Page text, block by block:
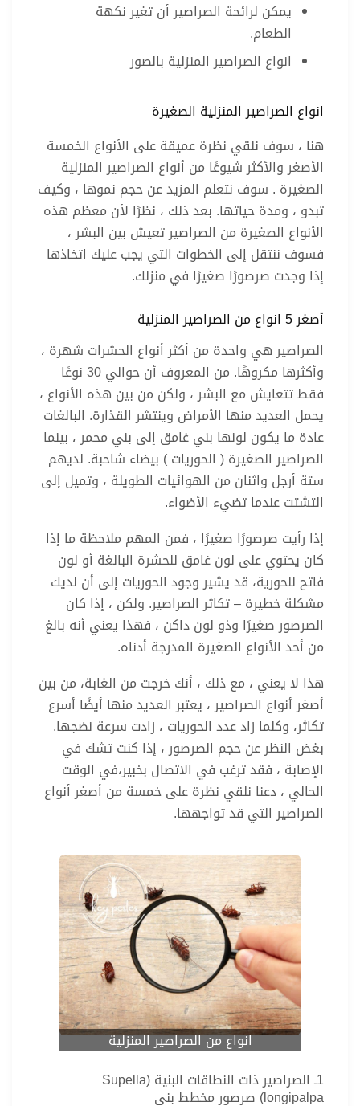
يمكن لرائحة الصراصير أن تغير نكهة
الطعام.
انواع الصراصير المنزلية بالصور
انواع الصراصير المنزلية الصغيرة
هنا ، سوف نلقي نظرة عميقة على الأنواع الخمسة
الأصغر والأكثر شيوعًا من أنواع الصراصير المنزلية
الصغيرة . سوف نتعلم المزيد عن حجم نموها ، وكيف
تبدو ، ومدة حياتها. بعد ذلك ، نظرًا لأن معظم هذه
الأنواع الصغيرة من الصراصير تعيش بين البشر ،
فسوف ننتقل إلى الخطوات التي يجب عليك اتخاذها
إذا وجدت صرصورًا صغيرًا في منزلك.
أصغر 5 انواع من الصراصير المنزلية
الصراصير هي واحدة من أكثر أنواع الحشرات شهرة ،
وأكثرها مكروهًا. من المعروف أن حوالي 30 نوعًا
فقط تتعايش مع البشر ، ولكن من بين هذه الأنواع ،
يحمل العديد منها الأمراض وينتشر القذارة. البالغات
عادة ما يكون لونها بني غامق إلى بني محمر ، بينما
الصراصير الصغيرة ( الحوريات ) بيضاء شاحبة. لديهم
ستة أرجل واثنان من الهوائيات الطويلة ، وتميل إلى
التشتت عندما تضيء الأضواء.
إذا رأيت صرصورًا صغيرًا ، فمن المهم ملاحظة ما إذا
كان يحتوي على لون غامق للحشرة البالغة أو لون
فاتح للحورية، قد يشير وجود الحوريات إلى أن لديك
مشكلة خطيرة – تكاثر الصراصير. ولكن ، إذا كان
الصرصور صغيرًا وذو لون داكن ، فهذا يعني أنه بالغ
من أحد الأنواع الصغيرة المدرجة أدناه.
هذا لا يعني ، مع ذلك ، أنك خرجت من الغابة، من بين
أصغر أنواع الصراصير ، يعتبر العديد منها أيضًا أسرع
تكاثر، وكلما زاد عدد الحوريات ، زادت سرعة نضجها.
بغض النظر عن حجم الصرصور ، إذا كنت تشك في
الإصابة ، فقد ترغب في الاتصال بخبير،في الوقت
الحالي ، دعنا نلقي نظرة على خمسة من أصغر أنواع
الصراصير التي قد تواجهها.
انواع من الصراصير المنزلية
1ـ الصراصير ذات النطاقات البنية (Supella
longipalpa) صرصور مخطط بني